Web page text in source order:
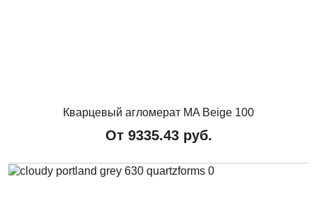
Кварцевый агломерат MA Beige 100
От 9335.43руб.